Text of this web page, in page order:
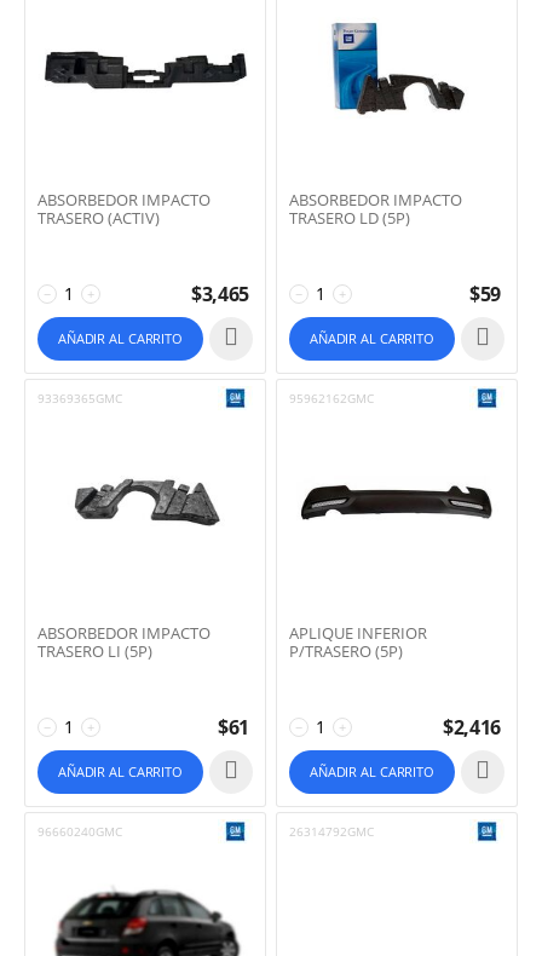
ABSORBEDOR IMPACTO
TRASERO (ACTIV)
+
− $3,465
AÑADIR AL CARRITO
ABSORBEDOR IMPACTO
TRASERO LD (5P)
+
− $59
AÑADIR AL CARRITO
93369365GMC
ABSORBEDOR IMPACTO
TRASERO LI (5P)
+
− $61
AÑADIR AL CARRITO
95962162GMC
APLIQUE INFERIOR
P/TRASERO (5P)
+
− $2,416
AÑADIR AL CARRITO
96660240GMC 26314792GMC